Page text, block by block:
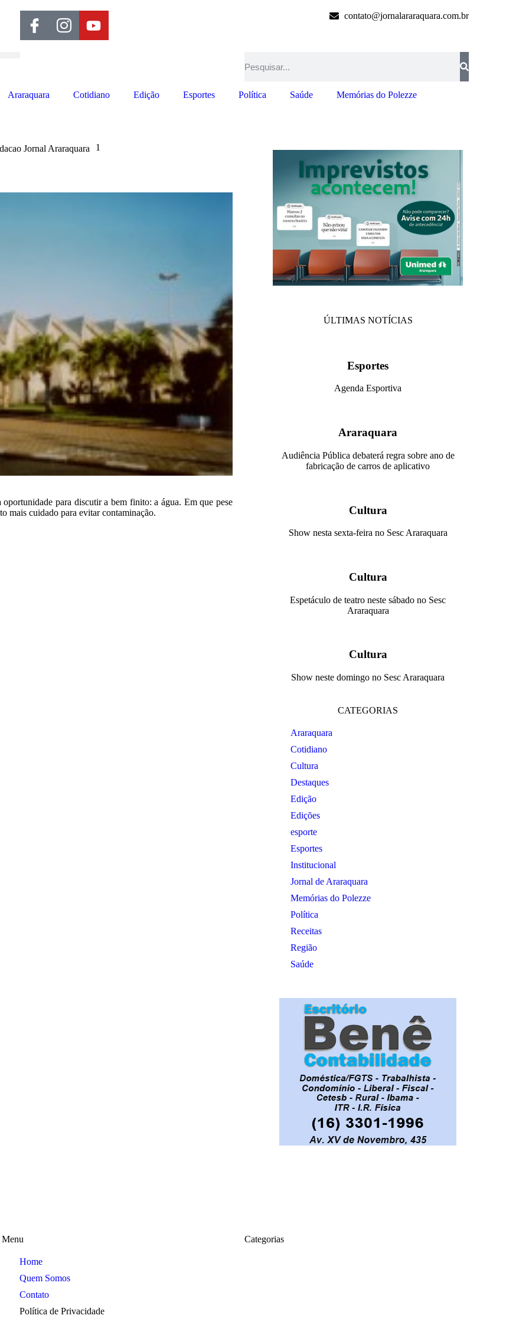
contato@jornalararaquara.com.br
Araraquara Cotidiano Edição Esportes Política Saúde Memórias do Polezze
Jornal Araraquara 1
para discutir a bem finito: a água. Em que pese
mais cuidado para evitar contaminação.
ÚLTIMAS NOTÍCIAS
Esportes
Agenda Esportiva
Araraquara
Audiência Pública debaterá regra sobre ano de
fabricação de carros de aplicativo
Cultura
Show nesta sexta-feira no Sesc Araraquara
Cultura
Espetáculo de teatro neste sábado no Sesc
Araraquara
Cultura
Show neste domingo no Sesc Araraquara
CATEGORIAS
Araraquara
Cotidiano
Cultura
Destaques
Edição
Edições
esporte
Esportes
Institucional
Jornal de Araraquara
Memórias do Polezze
Política
Receitas
Região
Saúde
Menu
Home
Quem Somos
Contato
Política de Privacidade
Categorias